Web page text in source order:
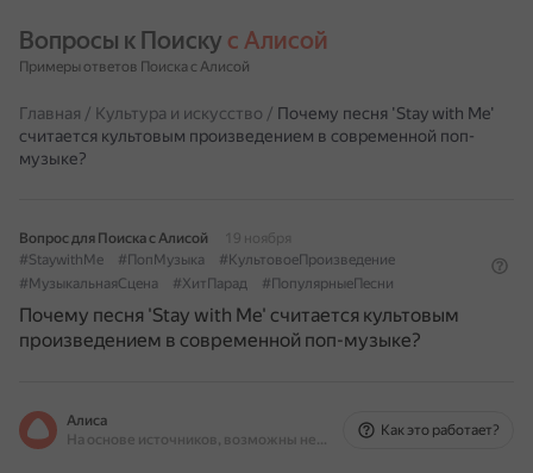
Вопросы к Поиску с Алисой
Примеры ответов Поиска с Алисой
Главная / Культура и искусство / Почему песня 'Stay with Me'
считается культовым произведением в современной поп-
музыке?
Вопрос для Поиска с Алисой
19 ноября
#StaywithMe
#ПопМузыка
#КультовоеПроизведение
#МузыкальнаяСцена
#ХитПарад #ПопулярныеПесни
Почему песня 'Stay with Me' считается культовым
произведением в современной поп-музыке?
Алиса
На основе источников, возможны неточности
Как это работает?